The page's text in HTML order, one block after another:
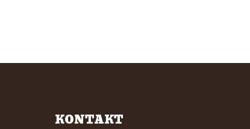
KONTAKT